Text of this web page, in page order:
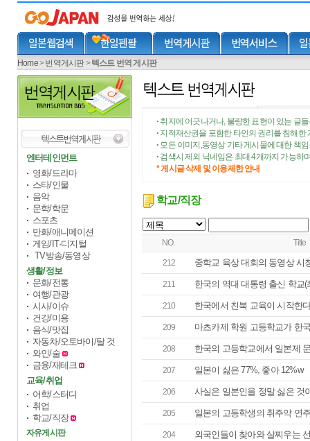
Home>번역게시판>텍스트 번역 게시판
엔터테인먼트
영화/드라마
스타/인물
음악
문학/학문
스포츠
만화/애니메이션
게임/IT·디지털
TV방송/동영상
생활/정보
문화/전통
여행/관광
시사/이슈
건강/미용
음식/맛집
자동차/오토바이/탈 것
와인/술
금융/재테크
교육/취업
어학/스터디
취업
학교/직장
자유게시판
• 취지에 어긋나거나, 불량한 표현이 있는 글
• 지적재산권을 포함한 타인의 권리를 침해한
• 모든 이미지,동영상 기타 게시물에 대한 책
• 검색시 제외 닉네임은 최대 4개까지 가능하
* 게시글 삭제 및 이용제한 안내
학교/직장
NO. Title
212 중학교 육상 대회의 동영상 시
211 한국의 역대 대통령 출신 학교(
210 한국에서 친북 교육이 시작한
209 마츠카제 학원 고등학교가 한
208 한국의 고등학교에서 일본제
207 일본이 싫은 77%, 좋아 12%w
206 사실은 일본인을 정말 싫은 것
205 일본의 고등학생의 취주악 연
204 외국인들이 찾아와 살찌우는